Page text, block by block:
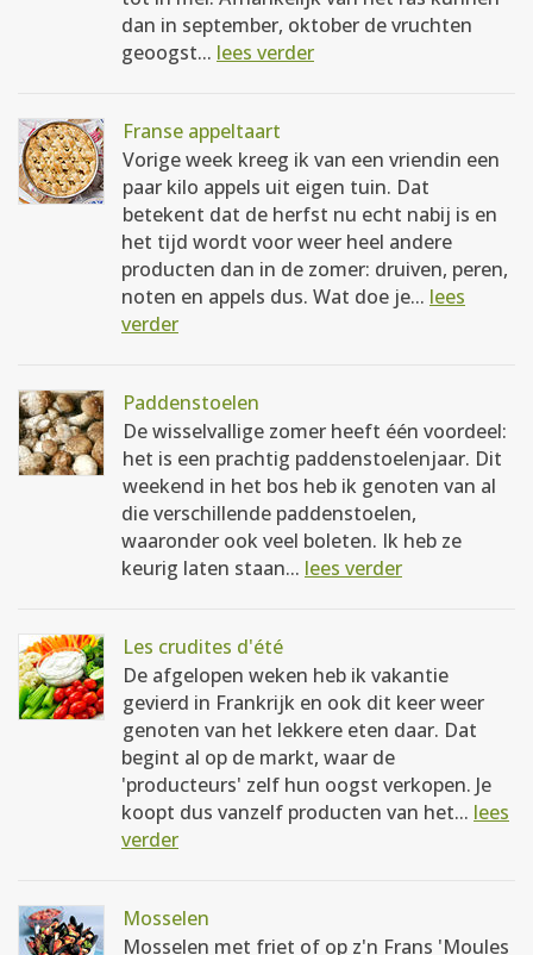
dan in september, oktober de vruchten
geoogst... lees verder
Franse appeltaart
Vorige week kreeg ik van een vriendin een
paar kilo appels uit eigen tuin. Dat
betekent dat de herfst nu echt nabij is en
het tijd wordt voor weer heel andere
producten dan in de zomer: druiven, peren,
noten en appels dus. Wat doe je... lees
verder
Paddenstoelen
De wisselvallige zomer heeft één voordeel:
het is een prachtig paddenstoelenjaar. Dit
weekend in het bos heb ik genoten van al
die verschillende paddenstoelen,
waaronder ook veel boleten. Ik heb ze
keurig laten staan... lees verder
Les crudites d'été
De afgelopen weken heb ik vakantie
gevierd in Frankrijk en ook dit keer weer
genoten van het lekkere eten daar. Dat
begint al op de markt, waar de
'producteurs' zelf hun oogst verkopen. Je
koopt dus vanzelf producten van het... lees
verder
Mosselen
Mosselen met friet of op z'n Frans 'Moules